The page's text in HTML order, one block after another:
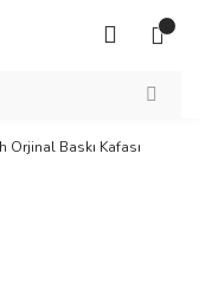
Orjinal Baskı Kafası